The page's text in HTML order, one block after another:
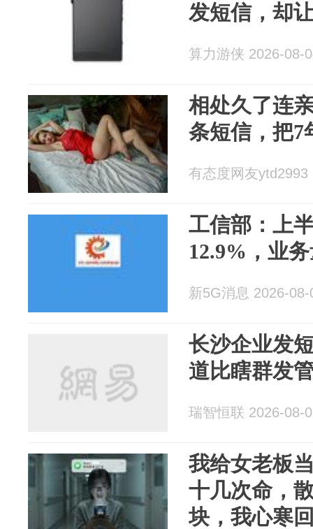
发短信，却
算力游侠 2026-08-
相处久了连
条短信，把7
有态度网友ytd2993
工信部：上
12.9%，业
新5G消息 2026-08-
长沙企业发
道比瞎群发
瑞智恒联 2026-08-
我给女老板
十几次命，
块，我心寒